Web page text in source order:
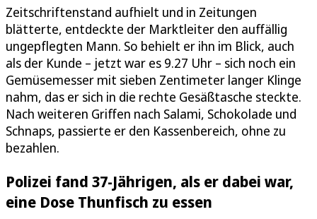
Zeitschriftenstand aufhielt und in Zeitungen
blätterte, entdeckte der Marktleiter den auffällig
ungepflegten Mann. So behielt er ihn im Blick, auch
als der Kunde – jetzt war es 9.27 Uhr – sich noch ein
Gemüsemesser mit sieben Zentimeter langer Klinge
nahm, das er sich in die rechte Gesäßtasche steckte.
Nach weiteren Griffen nach Salami, Schokolade und
Schnaps, passierte er den Kassenbereich, ohne zu
bezahlen.
Polizei fand 37-Jährigen, als er dabei war,
eine Dose Thunfisch zu essen